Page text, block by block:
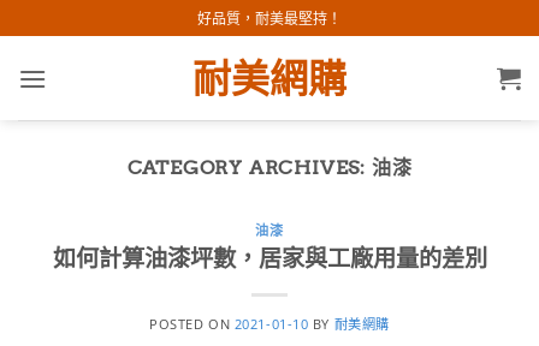
to
content
好品質，耐美最堅持！
耐美網購
CATEGORY ARCHIVES: 油漆
油漆
如何計算油漆坪數，居家與工廠用量的差別
POSTED ON 2021-01-10 BY 耐美網購